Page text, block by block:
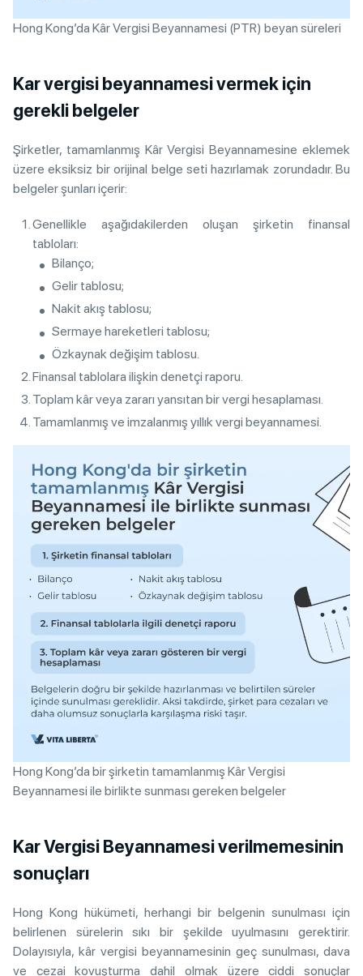
Hong Kong’da Kâr Vergisi Beyannamesi (PTR) beyan süreleri
Kar vergisi beyannamesi vermek için
gerekli belgeler
Şirketler, tamamlanmış Kâr Vergisi Beyannamesine eklemek
üzere eksiksiz bir orijinal belge seti hazırlamak zorundadır. Bu
belgeler şunları içerir:
Genellikle aşağıdakilerden oluşan şirketin finansal
tabloları:
Bilanço;
Gelir tablosu;
Nakit akış tablosu;
Sermaye hareketleri tablosu;
Özkaynak değişim tablosu.
Finansal tablolara ilişkin denetçi raporu.
Toplam kâr veya zararı yansıtan bir vergi hesaplaması.
Tamamlanmış ve imzalanmış yıllık vergi beyannamesi.
Hong Kong’da bir şirketin tamamlanmış Kâr Vergisi
Beyannamesi ile birlikte sunması gereken belgeler
Kar Vergisi Beyannamesi verilmemesinin
sonuçları
Hong Kong hükümeti, herhangi bir belgenin sunulması için
belirlenen sürelerin sıkı bir şekilde uyulmasını gerektirir.
Dolayısıyla, kâr vergisi beyannamesinin geç sunulması, dava
ve cezai kovuşturma dahil olmak üzere ciddi sonuçlar